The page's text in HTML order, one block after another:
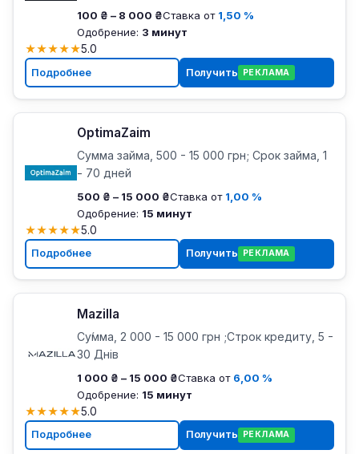
100 ₴ – 8 000 ₴Ставка от 1,50 %
Одобрение: 3 минут
★★★★★5.0
Подробнее Получить РЕКЛАМА
OptimaZaim
Сумма займа, 500 - 15 000 грн; Срок займа, 1
- 70 дней
500 ₴ – 15 000 ₴Ставка от 1,00 %
Одобрение: 15 минут
★★★★★5.0
Подробнее Получить РЕКЛАМА
Mazilla
Су́мма, 2 000 - 15 000 грн ;Строк кредиту, 5 -
30 Днів
1 000 ₴ – 15 000 ₴Ставка от 6,00 %
Одобрение: 15 минут
★★★★★5.0
Подробнее Получить РЕКЛАМА